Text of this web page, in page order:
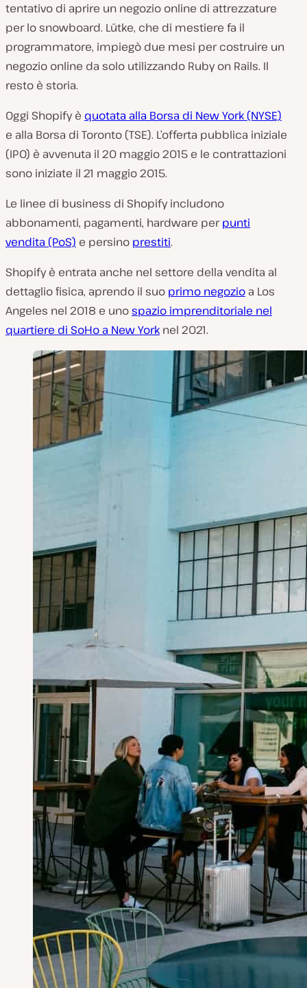
tentativo di aprire un negozio online di attrezzature
per lo snowboard. Lütke, che di mestiere fa il
programmatore, impiegò due mesi per costruire un
negozio online da solo utilizzando Ruby on Rails. Il
resto è storia.
Oggi Shopify è quotata alla Borsa di New York (NYSE)
e alla Borsa di Toronto (TSE). L’offerta pubblica iniziale
(IPO) è avvenuta il 20 maggio 2015 e le contrattazioni
sono iniziate il 21 maggio 2015.
Le linee di business di Shopify includono
abbonamenti, pagamenti, hardware perpunti
vendita (PoS) e persino prestiti.
Shopify è entrata anche nel settore della vendita al
dettaglio fisica, aprendo il suo primo negozio a Los
Angeles nel 2018 e unospazio imprenditoriale nel
quartiere di SoHo a New York nel 2021.